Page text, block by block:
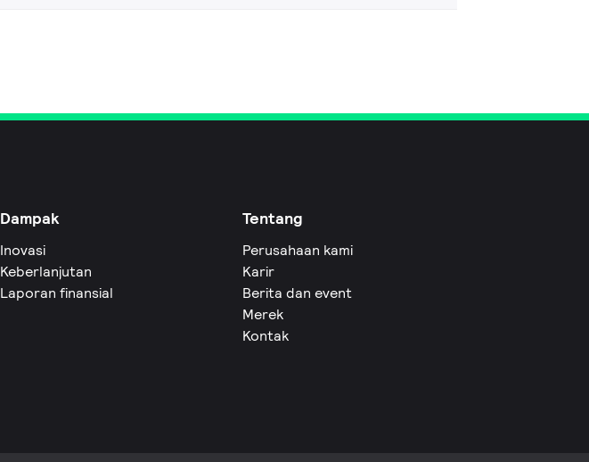
Dampak
Inovasi
Keberlanjutan
Laporan finansial
Tentang
Perusahaan kami
Karir
Berita dan event
Merek
Kontak